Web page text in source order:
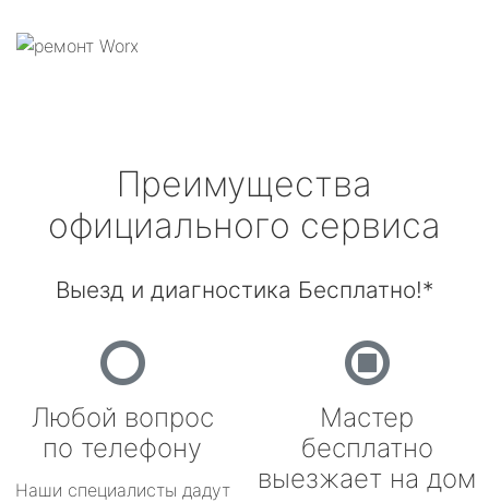
Преимущества
официального сервиса
Выезд и диагностика Бесплатно!*
Любой вопрос
по телефону
Наши специалисты дадут
Мастер
бесплатно
выезжает на дом